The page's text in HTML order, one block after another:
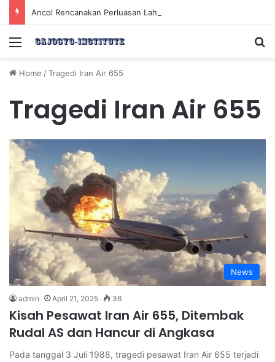
Menu
Home /Tragedi Iran Air 655
Tragedi Iran Air 655
News
admin April 21, 2025 36
Kisah Pesawat Iran Air 655, Ditembak
Rudal AS dan Hancur di Angkasa
Pada tanggal 3 Juli 1988, tragedi pesawat Iran Air 655 terjadi